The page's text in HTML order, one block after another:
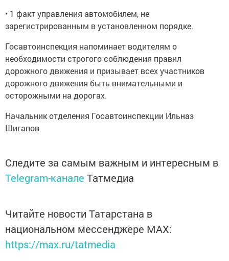
• 1 факт управления автомобилем, не
зарегистрированным в установленном порядке.
Госавтоинспекция напоминает водителям о
необходимости строгого соблюдения правил
дорожного движения и призывает всех участников
дорожного движения быть внимательными и
осторожными на дорогах.
Начальник отделения Госавтоинспекции Ильназ
Шигапов
Следите за самым важным и интересным в
Telegram-канале Татмедиа
Читайте новости Татарстана в
национальном мессенджере MАХ:
https://max.ru/tatmedia